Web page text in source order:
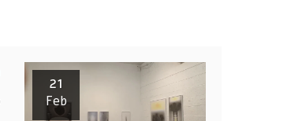
21
Feb